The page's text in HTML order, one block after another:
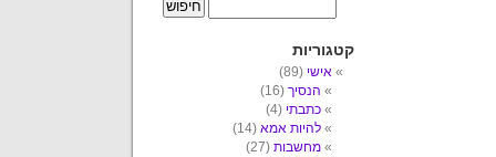
קטגוריות
אישי (89)
הנסיך (16)
כתבתי (4)
להיות אמא (14)
מחשבות (27)